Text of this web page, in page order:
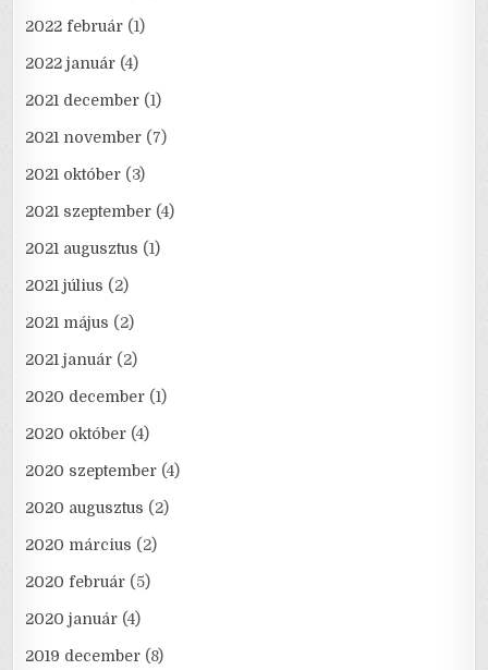
2022 február (1)
2022 január (4)
2021 december (1)
2021 november (7)
2021 október (3)
2021 szeptember (4)
2021 augusztus (1)
2021 július (2)
2021 május (2)
2021 január (2)
2020 december (1)
2020 október (4)
2020 szeptember (4)
2020 augusztus (2)
2020 március (2)
2020 február (5)
2020 január (4)
2019 december (8)